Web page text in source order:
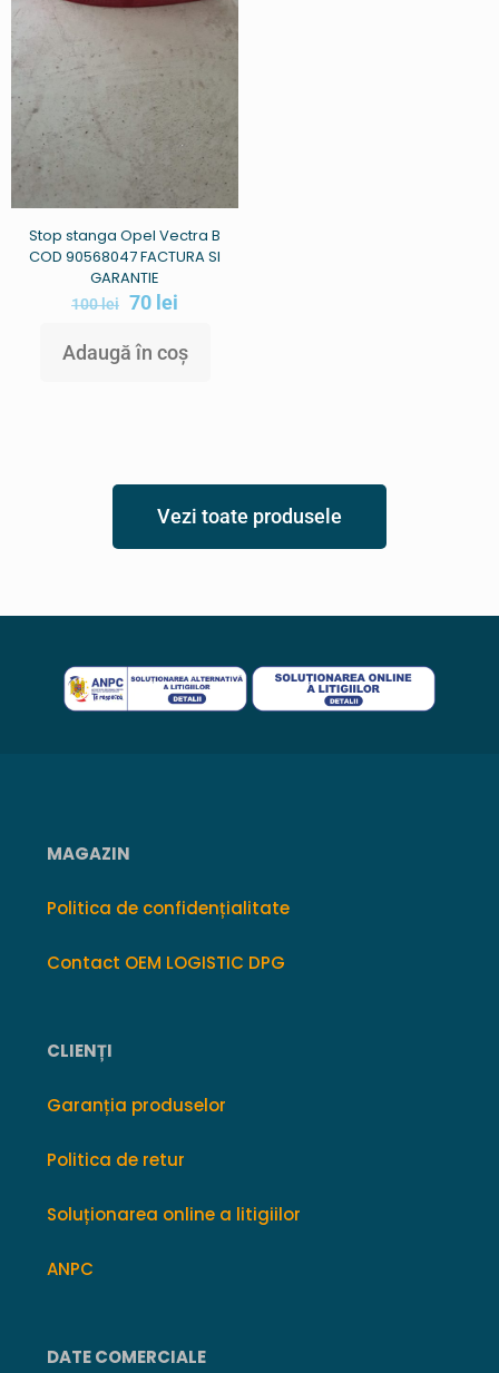
Stop stanga Opel Vectra B
COD 90568047 FACTURA SI
GARANTIE
100lei 70 lei
Adaugă în coș
Vezi toate produsele
MAGAZIN
Politica de confidențialitate
Contact OEM LOGISTIC DPG
CLIENȚI
Garanția produselor
Politica de retur
Soluționarea online a litigiilor
ANPC
DATE COMERCIALE